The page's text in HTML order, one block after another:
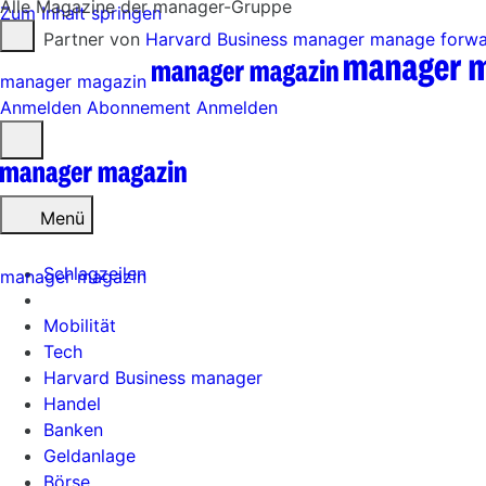
Zum Inhalt springen
Partner von Harvard Business manager manage
manager magazin
Anmelden Abonnement Anmelden
öffnen
Menü
Schlagzeilen
Mobilität
Tech
Harvard Business manager
Handel
Banken
Geldanlage
Börse
Alle Magazine der manager-Gruppe
manager magazin